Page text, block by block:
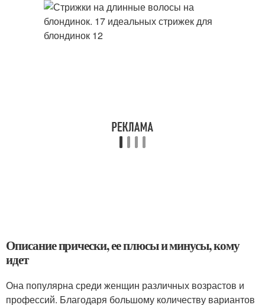
Описание прически, ее плюсы и минусы, кому
идет
Она популярна среди женщин различных возрастов и
профессий. Благодаря большому количеству вариантов